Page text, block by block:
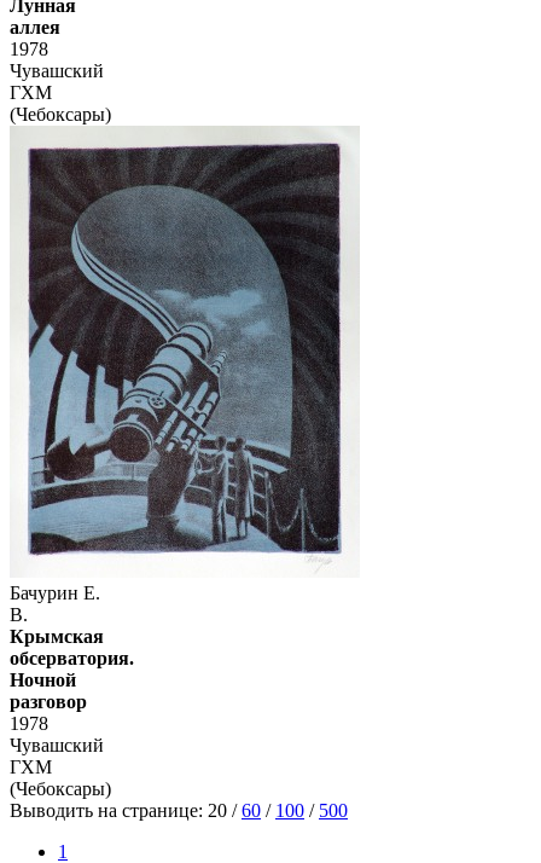
Лунная
аллея
1978
Чувашский
ГХМ
(Чебоксары)
Бачурин Е.
В.
Крымская
обсерватория.
Ночной
разговор
1978
Чувашский
ГХМ
(Чебоксары)
Выводить на странице: 20 /60 / 100 / 500
1